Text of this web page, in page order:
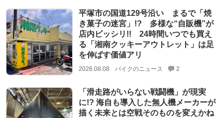
平塚市の国道129号沿い まるで「焼
き菓子の迷宮」!? 多様な“自販機”が
店内ビッシリ!! 24時間いつでも買え
る「湘南クッキーアウトレット」は足
を伸ばす価値アリ
2026.08.08 バイクのニュース 2
「滑走路がいらない戦闘機」が現実
に!? 海自も導入した無人機メーカーが
描く未来とは空戦そのものを変えかね